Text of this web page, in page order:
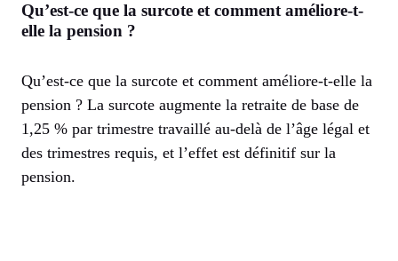
Qu’est-ce que la surcote et comment améliore-t-
elle la pension ?
Qu’est-ce que la surcote et comment améliore-t-elle la
pension ? La surcote augmente la retraite de base de
1,25 % par trimestre travaillé au-delà de l’âge légal et
des trimestres requis, et l’effet est définitif sur la
pension.